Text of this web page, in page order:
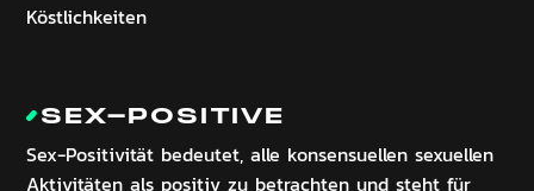
Köstlichkeiten
SEX-POSITIVE
Sex-Positivität bedeutet, alle konsensuellen sexuellen
Aktivitäten als positiv zu betrachten und steht für